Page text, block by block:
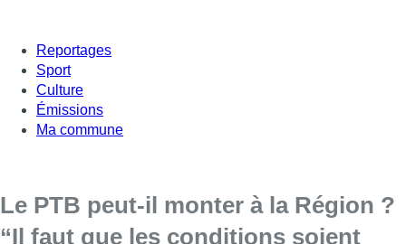
Reportages
Sport
Culture
Émissions
Ma commune
Le PTB peut-il monter à la Région ?
“Il faut que les conditions soient